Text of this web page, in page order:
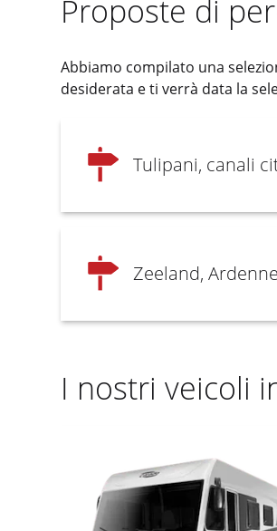
Proposte di
Abbiamo compilato una
desiderata e ti verrà data la
Tulipani, canali
Zeeland,
I nostri veicoli